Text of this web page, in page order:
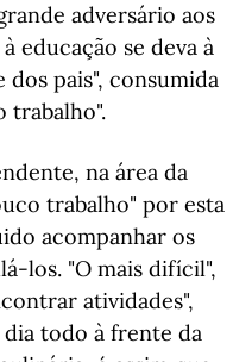
adversário aos
educação se deva à
dos pais", consumida
trabalho".
na área da
trabalho" por esta
acompanhar os
los. "O mais difícil",
atividades",
dia todo à frente da